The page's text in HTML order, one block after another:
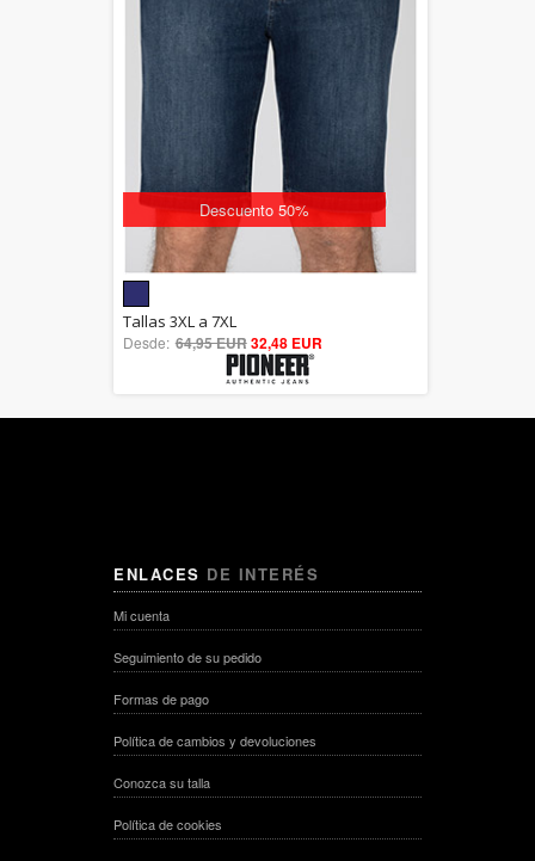
Descuento 50%
5.00
out of 5
Tallas 3XL a 7XL
Desde: 64,95 EUR32,48 EUR
ENLACES DE INTERÉS
Mi cuenta
Seguimiento de su pedido
Formas de pago
Política de cambios y devoluciones
Conozca su talla
Política de cookies